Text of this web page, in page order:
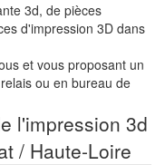
3d, de pièces
d'impression 3D dans
et vous proposant un
ou en bureau de
l'impression 3d
/ Haute-Loire